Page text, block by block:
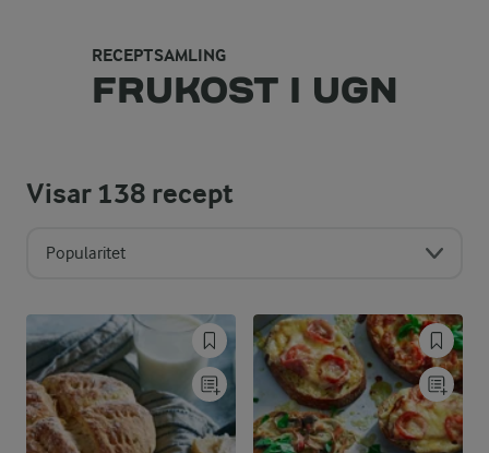
RECEPTSAMLING
FRUKOST I UGN
Visar138 recept
Popularitet